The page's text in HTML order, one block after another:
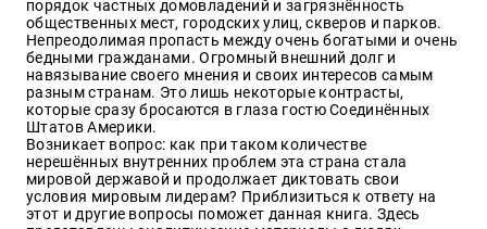
порядок частных домовладений и загрязнённость
общественных мест, городских улиц, скверов и парков.
Непреодолимая пропасть между очень богатыми и очень
бедными гражданами. Огромный внешний долг и
навязывание своего мнения и своих интересов самым
разным странам. Это лишь некоторые контрасты,
которые сразу бросаются в глаза гостю Соединённых
Штатов Америки.
Возникает вопрос: как при таком количестве
нерешённых внутренних проблем эта страна стала
мировой державой и продолжает диктовать свои
условия мировым лидерам? Приблизиться к ответу на
этот и другие вопросы поможет данная книга. Здесь
79
Москва
pochta@den-
magazin.ru